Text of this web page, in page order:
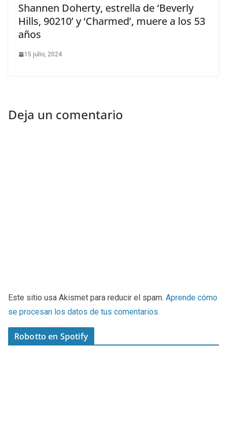
Shannen Doherty, estrella de ‘Beverly
Hills, 90210’ y ‘Charmed’, muere a los 53
años
15 julio, 2024
Deja un comentario
Este sitio usa Akismet para reducir el spam. Aprende cómo
se procesan los datos de tus comentarios.
Robotto en Spotify